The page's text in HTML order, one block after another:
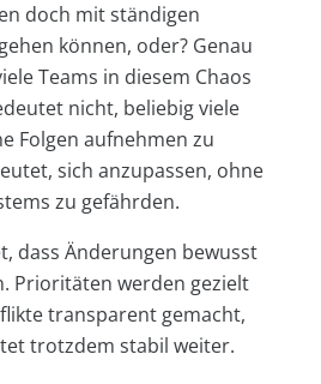
doch mit ständigen
können, oder? Genau
Teams in diesem Chaos
nicht, beliebig viele
Folgen aufnehmen zu
sich anzupassen, ohne
zu gefährden.
dass Änderungen bewusst
Prioritäten werden gezielt
transparent gemacht,
trotzdem stabil weiter.